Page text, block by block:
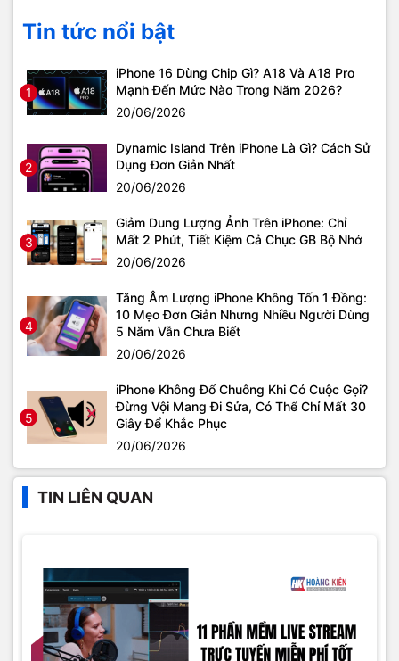
Tin tức nổi bật
1
iPhone 16 Dùng Chip Gì? A18 Và A18 Pro
Mạnh Đến Mức Nào Trong Năm 2026?
20/06/2026
2
Dynamic Island Trên iPhone Là Gì? Cách Sử
Dụng Đơn Giản Nhất
20/06/2026
3
Giảm Dung Lượng Ảnh Trên iPhone: Chỉ
Mất 2 Phút, Tiết Kiệm Cả Chục GB Bộ Nhớ
20/06/2026
4
Tăng Âm Lượng iPhone Không Tốn 1 Đồng:
10 Mẹo Đơn Giản Nhưng Nhiều Người Dùng
5 Năm Vẫn Chưa Biết
20/06/2026
5
iPhone Không Đổ Chuông Khi Có Cuộc Gọi?
Đừng Vội Mang Đi Sửa, Có Thể Chỉ Mất 30
Giây Để Khắc Phục
20/06/2026
TIN LIÊN QUAN